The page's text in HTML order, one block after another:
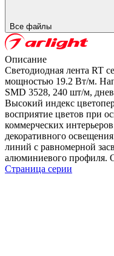
Все файлы
Описание
Светодиодная лента RT
мощностью 19.2 Вт/м.
SMD 3528, 240 шт/м,
Высокий индекс
восприятие цветов при
коммерческих
декоративного
линий с равномерной
алюминиевого профиля.
Страница серии